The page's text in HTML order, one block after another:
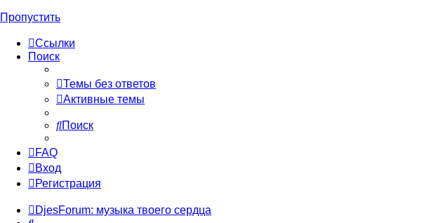
Пропустить
Ссылки
Поиск
Темы без ответов
Активные темы
Поиск
FAQ
Вход
Регистрация
DjesForum: музыка твоего сердца